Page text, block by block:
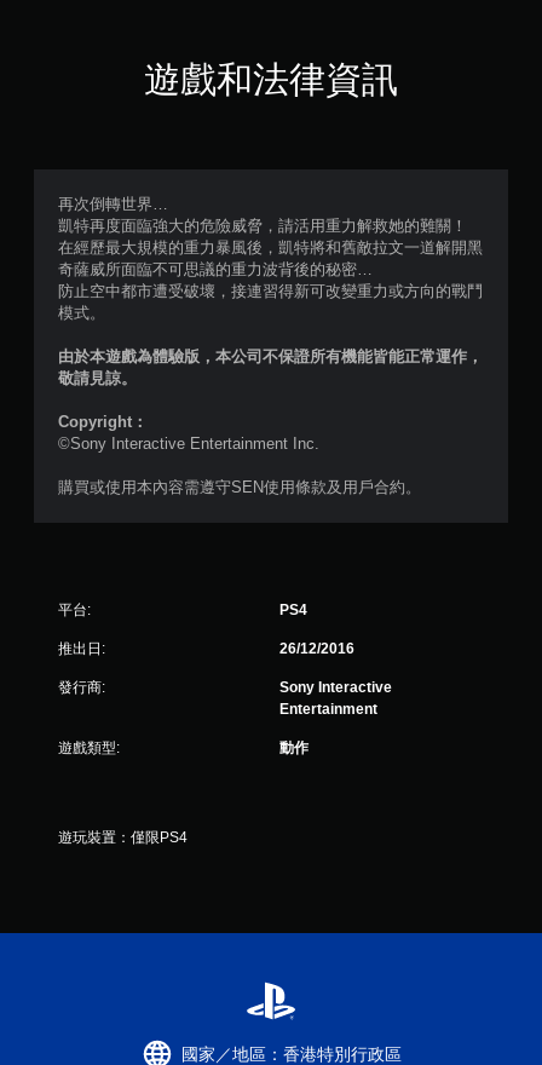
5
顆
1
遊戲和法律資訊
再次倒轉世界…
凱特再度面臨強大的危險威脅，請活用重力解救她的難關！
在經歷最大規模的重力暴風後，凱特將和舊敵拉文一道解開黑
奇薩威所面臨不可思議的重力波背後的秘密…
防止空中都市遭受破壞，接連習得新可改變重力或方向的戰鬥
模式。
由於本遊戲為體驗版，本公司不保證所有機能皆能正常運作，
敬請見諒。
Copyright：
©Sony Interactive Entertainment Inc.
購買或使用本內容需遵守SEN使用條款及用戶合約。
平台: PS4
推出日: 26/12/2016
發行商:
Sony Interactive
Entertainment
遊戲類型: 動作
遊玩裝置：僅限PS4
國家／地區：香港特別行政區